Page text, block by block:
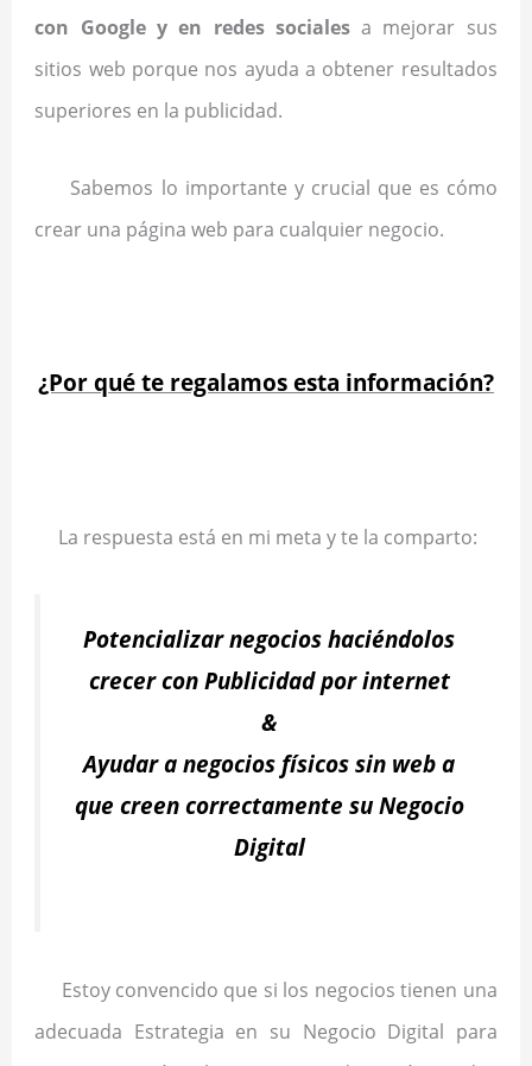
con Google y en redes socialesa mejorar sus
sitios web porque nos ayuda a obtener resultados
superiores en la publicidad.
Sabemos lo importante y crucial que es cómo
crear una página web para cualquier negocio.
¿Por qué te regalamos esta información?
La respuesta está en mi meta y te la comparto:
Potencializar negocios haciéndolos
crecer con Publicidad por internet
&
Ayudar a negocios físicos sin web a
que creen correctamente su Negocio
Digital
Estoy convencido que si los negocios tienen una
adecuada Estrategia en su Negocio Digital para